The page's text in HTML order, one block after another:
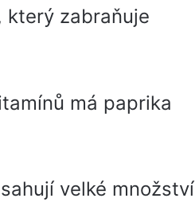
který zabraňuje
má paprika
velké množství